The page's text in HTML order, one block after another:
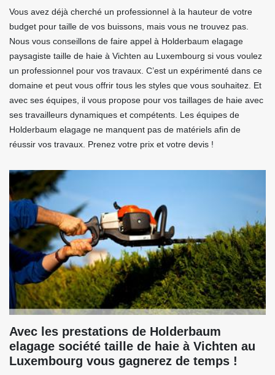
Vous avez déjà cherché un professionnel à la hauteur de votre
budget pour taille de vos buissons, mais vous ne trouvez pas.
Nous vous conseillons de faire appel à Holderbaum elagage
paysagiste taille de haie à Vichten au Luxembourg si vous voulez
un professionnel pour vos travaux. C’est un expérimenté dans ce
domaine et peut vous offrir tous les styles que vous souhaitez. Et
avec ses équipes, il vous propose pour vos taillages de haie avec
ses travailleurs dynamiques et compétents. Les équipes de
Holderbaum elagage ne manquent pas de matériels afin de
réussir vos travaux. Prenez votre prix et votre devis !
Avec les prestations de Holderbaum
elagage société taille de haie à Vichten au
Luxembourg vous gagnerez de temps !